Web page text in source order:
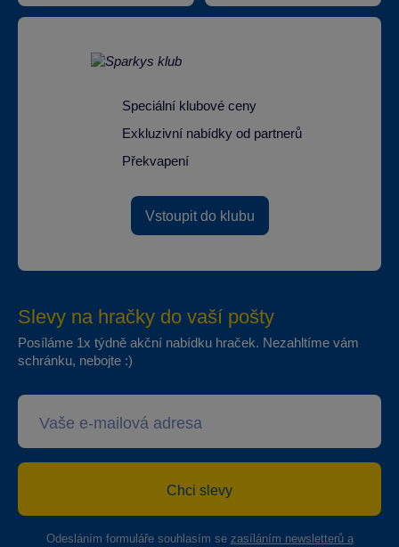
Speciální klubové ceny
Exkluzivní nabídky od partnerů
Překvapení
Vstoupit do klubu
Slevy na hračky do vaší pošty
Posíláme 1x týdně akční nabídku hraček. Nezahltíme vám
schránku, nebojte :)
Chci slevy
Odesláním formuláře souhlasím se zasíláním newsletterů a